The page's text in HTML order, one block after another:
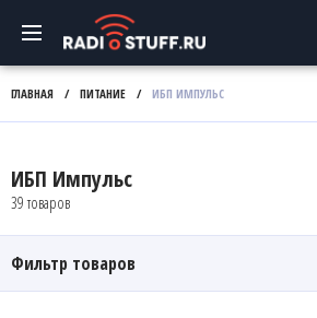
ГЛАВНАЯ / ПИТАНИЕ / ИБП ИМПУЛЬС
ИБП Импульс
39 товаров
Фильтр товаров